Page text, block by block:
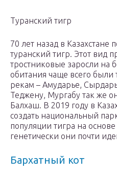
Туранский тигр
70 лет назад в Казахстане
туранский тигр. Этот вид
тростниковые заросли на
обитания чаще всего были
рекам – Амударье,
Теджену, Мургабу так же
Балхаш. В 2019 году в
создать национальный
популяции тигра на
генетически они почти
Бархатный кот